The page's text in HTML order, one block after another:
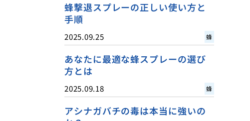
蜂撃退スプレーの正しい使い方と
手順
2025.09.25 蜂
あなたに最適な蜂スプレーの選び
方とは
2025.09.18 蜂
アシナガバチの毒は本当に強いの